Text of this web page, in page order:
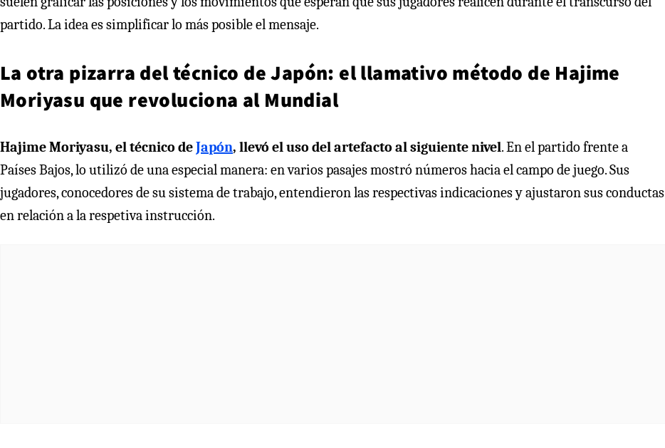
partido. La idea es simplificar lo más posible el mensaje.
La otra pizarra del técnico de Japón: el llamativo método de Hajime
Moriyasu que revoluciona al Mundial
Hajime Moriyasu, el técnico deJapón, llevó el uso del artefacto al siguiente nivel. En el partido frente a
Países Bajos, lo utilizó de una especial manera: en varios pasajes mostró números hacia el campo de juego. Sus
jugadores, conocedores de su sistema de trabajo, entendieron las respectivas indicaciones y ajustaron sus conductas
en relación a la respetiva instrucción.